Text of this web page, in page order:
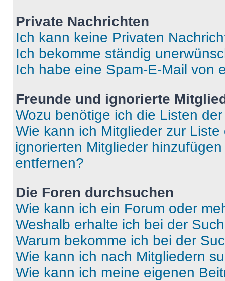
Private Nachrichten
Ich kann keine Privaten
Ich bekomme ständig
Ich habe eine Spam-E-Mail von
Freunde und ignorierte
Wozu benötige ich die Listen
Wie kann ich Mitglieder zur
ignorierten Mitglieder
entfernen?
Die Foren durchsuchen
Wie kann ich ein Forum oder
Weshalb erhalte ich bei der
Warum bekomme ich bei der
Wie kann ich nach Mitgliedern
Wie kann ich meine eigenen